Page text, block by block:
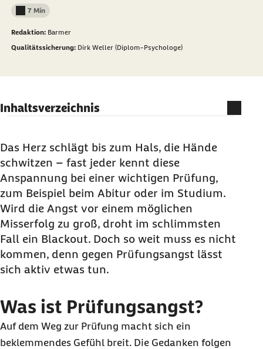
Lesedauer weniger als
7 Min
Redaktion: Barmer
Qualitätssicherung: Dirk Weller (Diplom-Psychologe)
Inhaltsverzeichnis
Symptome: Wie zeigt sich Prüfungsangst?
10 Tipps: So lässt sich Prüfungsangst
überwinden
Therapiemöglichkeiten bei Prüfungsangst
Das Herz schlägt bis zum Hals, die Hände
schwitzen – fast jeder kennt diese
Anspannung bei einer wichtigen Prüfung,
zum Beispiel beim Abitur oder im Studium.
Wird die Angst vor einem möglichen
Misserfolg zu groß, droht im schlimmsten
Fall ein Blackout. Doch so weit muss es nicht
kommen, denn gegen Prüfungsangst lässt
sich aktiv etwas tun.
Was ist Prüfungsangst?
Auf dem Weg zur Prüfung macht sich ein
beklemmendes Gefühl breit. Die Gedanken folgen